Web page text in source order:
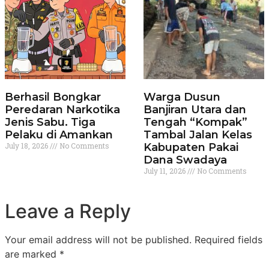
Berhasil Bongkar
Peredaran Narkotika
Jenis Sabu. Tiga
Pelaku di Amankan
July 18, 2026 No Comments
Warga Dusun
Banjiran Utara dan
Tengah “Kompak”
Tambal Jalan Kelas
Kabupaten Pakai
Dana Swadaya
July 11, 2026 No Comments
Leave a Reply
Your email address will not be published. Required fields
are marked *